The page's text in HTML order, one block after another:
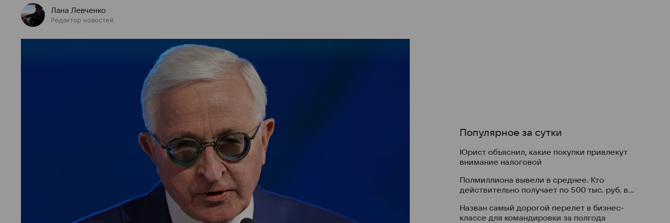
Лана Левченко
Редактор новостей
Популярное за сутки
Юрист объяснил, какие покупки привлекут
внимание налоговой
Полмиллиона вывели в среднее. Кто
действительно получает по 500 тыс. руб. в
Назван самый дорогой перелет в бизнес-
классе для командировки за полгода